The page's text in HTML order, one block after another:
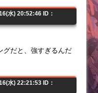
水) 20:52:46 ID：
グだと、強すぎるんだ
水) 22:21:53 ID：